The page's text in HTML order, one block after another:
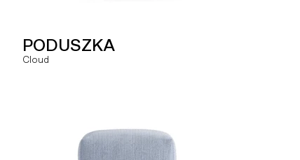
PODUSZKA
Cloud
Hug
MODUŁ
Slay MLO